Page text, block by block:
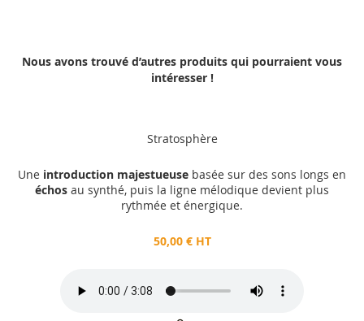
Nous avons trouvé d’autres produits qui pourraient vous
intéresser !
Stratosphère
Une introduction majestueuse basée sur des sons longs en
échos au synthé, puis la ligne mélodique devient plus
rythmée et énergique.
50,00 € HT